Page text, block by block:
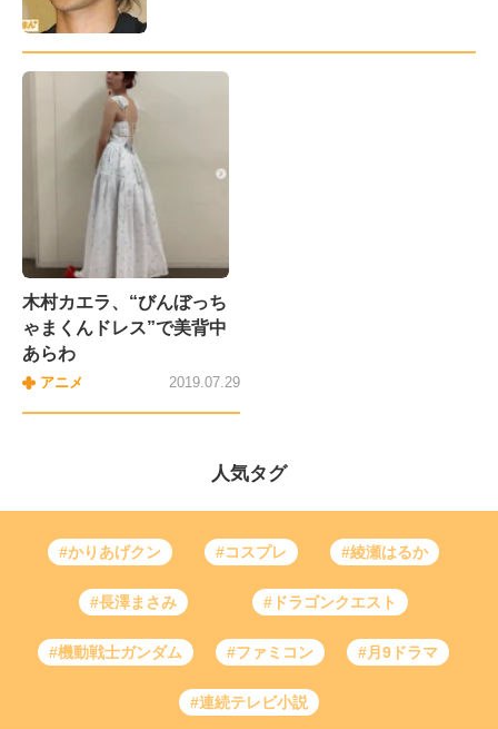
木村カエラ、“びんぼっち
ゃまくんドレス”で美背中
あらわ
アニメ 2019.07.29
人気タグ
#かりあげクン #コスプレ #綾瀬はるか
#長澤まさみ #ドラゴンクエスト
#機動戦士ガンダム #ファミコン #月9ドラマ
#連続テレビ小説